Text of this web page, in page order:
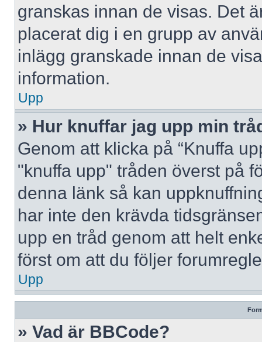
granskas innan de visas. Det
placerat dig i en grupp av
inlägg granskade innan de
information.
Upp
» Hur knuffar jag upp min
Genom att klicka på “Knuffa
"knuffa upp" tråden överst på
denna länk så kan
har inte den krävda
upp en tråd genom att helt
först om att du följer
Upp
» Vad är BBCode?